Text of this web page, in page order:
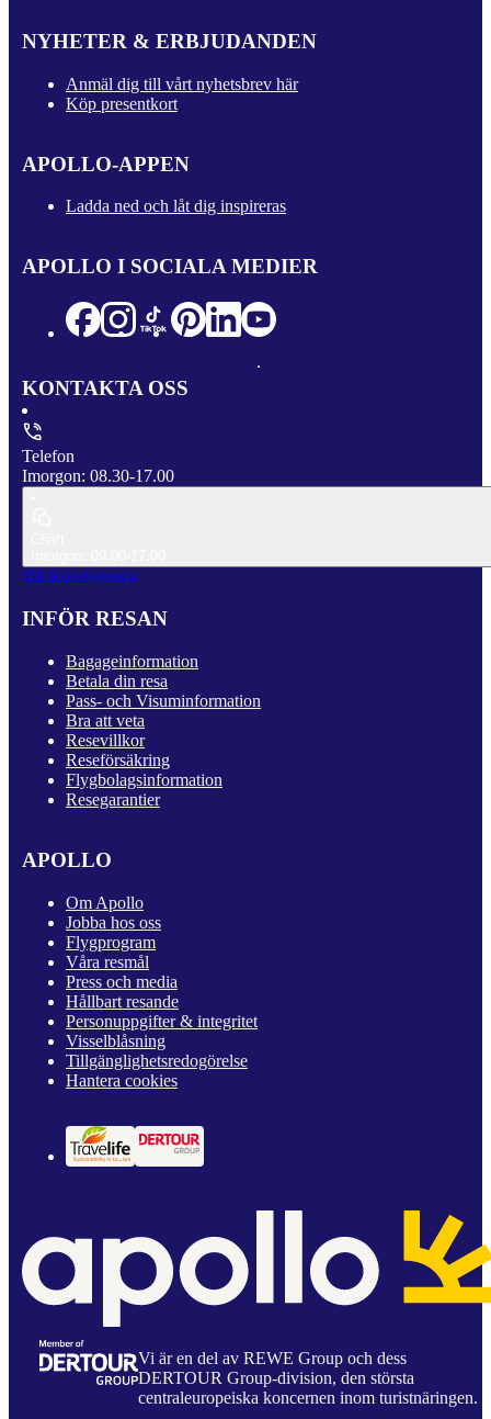
NYHETER & ERBJUDANDEN
Anmäl dig till vårt nyhetsbrev här
Köp presentkort
APOLLO-APPEN
Ladda ned och låt dig inspireras
APOLLO I SOCIALA MEDIER
KONTAKTA OSS
Telefon
Imorgon: 08.30-17.00
Till Kundservice
INFÖR RESAN
Bagageinformation
Betala din resa
Pass- och Visuminformation
Bra att veta
Resevillkor
Reseförsäkring
Flygbolagsinformation
Resegarantier
APOLLO
Om Apollo
Jobba hos oss
Flygprogram
Våra resmål
Press och media
Hållbart resande
Personuppgifter & integritet
Visselblåsning
Tillgänglighetsredogörelse
Hantera cookies
Vi är en del av REWE Group och dess
DERTOUR Group-division, den största
centraleuropeiska koncernen inom turistnäringen.